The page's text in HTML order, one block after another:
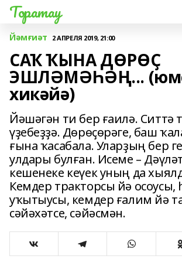
Торатау
Йәмғиәт 2 АПРЕЛЯ 2019, 21:00
САҠ ҠЫНА ДӨРӨҪ
ЭШЛӘМӘҺӘҢ...
хикәйә)
Йәшәгән ти бер ғаилә. Ситтә
үҙебеҙҙә. Дөрөҫөрәге, баш
ғына ҡасабала. Уларҙың бер
улдары булған. Исеме –
кешенеке кеүек уның да
Кемдер тракторсы йә осоусы,
уҡытыусы, кемдер ғалим йә
сәйәхәтсе, сәйәсмән.